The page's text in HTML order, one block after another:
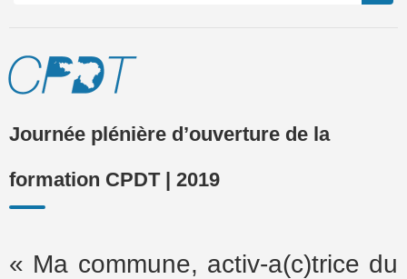
Journée plénière d’ouverture de la
formation CPDT | 2019
« Ma commune, activ-a(c)trice du